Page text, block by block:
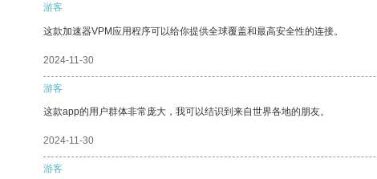
游客
这款加速器VPM应用程序可以给你提供全球覆盖和最高安全性的连接。
2024-11-30
游客
这款app的用户群体非常庞大，我可以结识到来自世界各地的朋友。
2024-11-30
游客